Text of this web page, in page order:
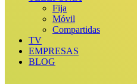
Fija
Móvil
Compartidas
TV
EMPRESAS
BLOG